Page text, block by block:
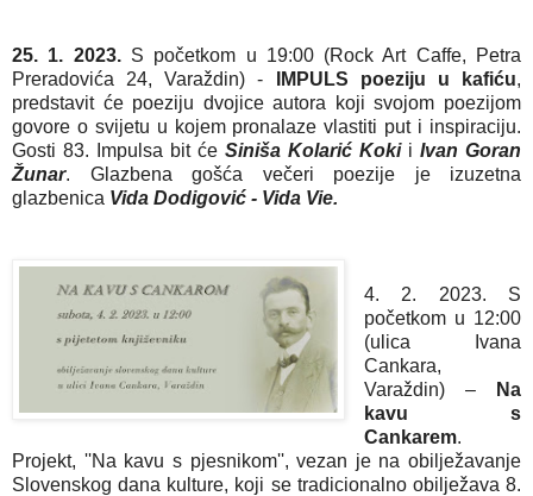
25. 1. 2023. S početkom u 19:00 (Rock Art Caffe, Petra
Preradovića 24, Varaždin) -
IMPULS poeziju u kafiću,
predstavit će poeziju dvojice autora koji svojom poezijom
govore o svijetu u kojem pronalaze vlastiti put i inspiraciju.
Gosti 83. Impulsa bit će Siniša Kolarić Koki i Ivan Goran
Žunar. Glazbena gošća večeri poezije je izuzetna
glazbenica Vida Dodigović - Vida Vie.
4. 2. 2023. S
početkom u 12:00
(ulica Ivana
Cankara,
Varaždin) –
Na
kavu s
Cankarem.
Projekt, ''Na kavu s pjesnikom'', vezan je na obilježavanje
Slovenskog dana kulture, koji se tradicionalno obilježava 8.